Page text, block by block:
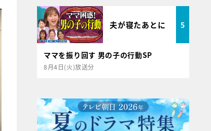
夫が寝たあとに 5
ママを振り回す 男の子の行動SP
8月4日(火)放送分